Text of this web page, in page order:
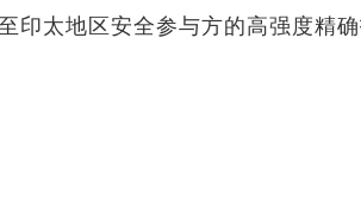
印太地区安全参与方的高强度精